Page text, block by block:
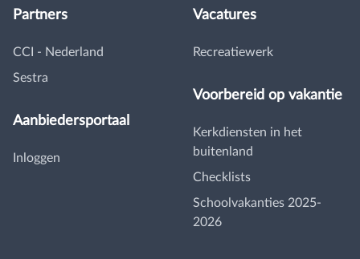
Partners
CCI - Nederland
Sestra
Aanbiedersportaal
Inloggen
Vacatures
Recreatiewerk
Voorbereid op vakantie
Kerkdiensten in het
buitenland
Checklists
Schoolvakanties 2025-
2026